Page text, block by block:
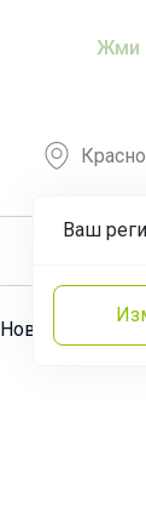
Жми
Ваш
Новости